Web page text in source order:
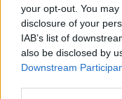
your opt-out. You
disclosure of your
IAB’s list of
also be disclosed by
Downstream
ChargePoint
Outra forma de
autônomo é possuir
veículos elétricos